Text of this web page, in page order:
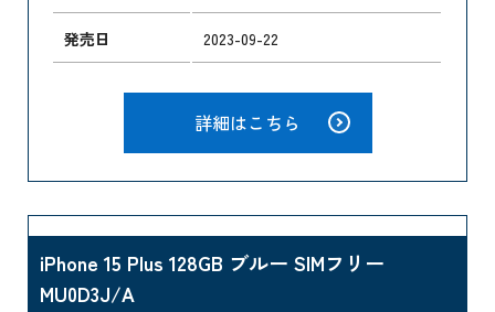
発売日 2023-09-22
詳細はこちら
iPhone 15 Plus 128GB ブルー SIMフリー
MU0D3J/A